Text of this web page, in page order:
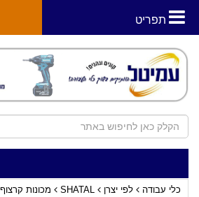
תפריט
כלי עבודה לפי יצרן SHATAL מכונות קרצוף